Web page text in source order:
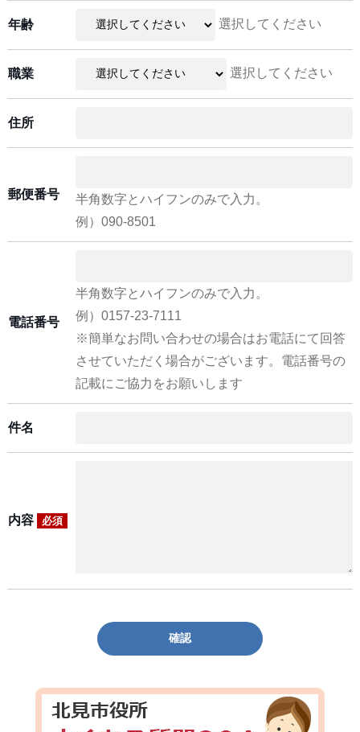
年齢 選択してください
職業 選択してください
住所
郵便番号
半角数字とハイフンのみで入力。
例）090-8501
電話番号
半角数字とハイフンのみで入力。
例）0157-23-7111
※簡単なお問い合わせの場合はお電話にて回答
させていただく場合がございます。電話番号の
記載にご協力をお願いします
件名
内容 必須
確認